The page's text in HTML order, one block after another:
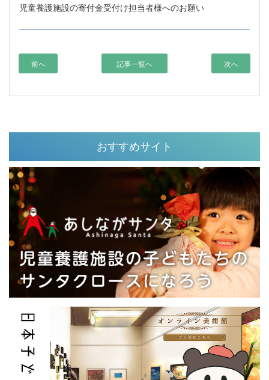
児童養護施設の寄付金受付け担当者様へのお願い
前へ 記事一覧へ 次へ
おすすめサイト